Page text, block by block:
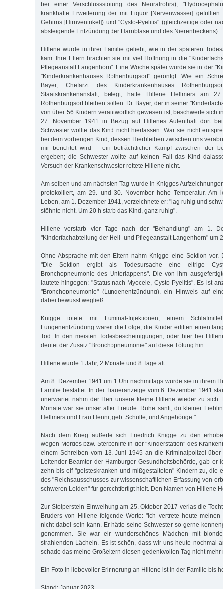
bei einer Verschlussstörung des Neuralrohrs),
krankhafte Erweiterung der mit Liquor [Nervenwasser] gefüllten
Gehirns [Hirnventrikel]) und "Cysto-Pyelitis" (gleichzeitige oder
absteigende Entzündung der Harnblase und des Nierenbeckens).
Hillene wurde in ihrer Familie geliebt, wie in der späteren
kam. Ihre Eltern brachten sie mit viel Hoffnung in die
Pflegeanstalt Langenhorn". Eine Woche später wurde sie in der
"Kinderkrankenhauses Rothenburgsort" geröntgt. Wie ein
Bayer, Chefarzt des Kinderkrankenhauses
Staatskrankenanstalt, belegt, hatte Hillene Hellmers am
Rothenburgsort bleiben sollen. Dr. Bayer, der in seiner
von über 56 Kindern verantwortlich gewesen ist, beschwerte sich
27. November 1941 in Bezug auf Hillenes Aufenthalt dort
Schwester wollte das Kind nicht hierlassen. War sie nicht
bei dem vorherigen Kind, dessen Hierbleiben zwischen uns
mir berichtet wird – ein beträchtlicher Kampf zwischen der
ergeben; die Schwester wollte auf keinen Fall das Kind
Versuch der Krankenschwester rettete Hillene nicht.
Am selben und am nächsten Tag wurde in Knigges
protokolliert, am 29. und 30. November hohe Temperatur. Am
Leben, am 1. Dezember 1941, verzeichnete er: "lag ruhig und
stöhnte nicht. Um 20 h starb das Kind, ganz ruhig".
Hillene verstarb vier Tage nach der "Behandlung" am 1.
"Kinderfachabteilung der Heil- und Pflegeanstalt Langenhorn" um
Ohne Absprache mit den Eltern nahm Knigge eine Sektion vor.
"Die Sektion ergibt als Todesursache eine eitrige
Bronchopneumonie des Unterlappens". Die von ihm
lautete hingegen: "Status nach Myocele, Cysto Pyelitis". Es ist
"Bronchopneumonie" (Lungenentzündung), ein Hinweis auf
dabei bewusst wegließ.
Knigge tötete mit Luminal-Injektionen, einem
Lungenentzündung waren die Folge; die Kinder erlitten einen
Tod. In den meisten Todesbescheinigungen, oder hier bei
deutet der Zusatz "Bronchopneumonie" auf diese Tötung hin.
Hillene wurde 1 Jahr, 2 Monate und 8 Tage alt.
Am 8. Dezember 1941 um 1 Uhr nachmittags wurde sie in ihrem
Familie bestattet. In der Traueranzeige vom 6. Dezember 1941
unerwartet nahm der Herr unsere kleine Hillene wieder zu
Monate war sie unser aller Freude. Ruhe sanft, du kleiner
Hellmers und Frau Henni, geb. Schulte, und Angehörige."
Nach dem Krieg äußerte sich Friedrich Knigge zu den
wegen Mordes bzw. Sterbehilfe in der "Kinderstation" des
einem Schreiben vom 13. Juni 1945 an die Kriminalpolizei über
Leitender Beamter der Hamburger Gesundheitsbehörde, gab er
zehn bis elf "geisteskranken und mißgestalteten" Kindern zu, die
des "Reichsausschusses zur wissenschaftlichen Erfassung von
schweren Leiden" für gerechtfertigt hielt. Den Namen von Hillene
Zur Stolperstein-Einweihung am 25. Oktober 2017 verlas die
Bruders von Hillene folgende Worte: "Ich vertrete heute
nicht dabei sein kann. Er hätte seine Schwester so gerne
genommen. Sie war ein wunderschönes Mädchen mit
strahlenden Lächeln. Es ist schön, dass wir uns heute nochmal
schade das meine Großeltern diesen gedenkvollen Tag nicht mehr
Ein Foto in liebevoller Erinnerung an Hillene ist in der Familie bis
Stand: Januar 2023